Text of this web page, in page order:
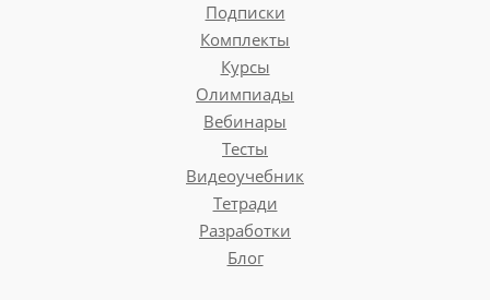
Подписки
Комплекты
Курсы
Олимпиады
Вебинары
Тесты
Видеоучебник
Тетради
Разработки
Блог